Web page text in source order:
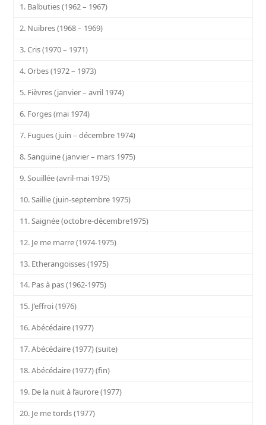
1. Balbuties (1962 – 1967)
2. Nuibres (1968 – 1969)
3. Cris (1970 – 1971)
4. Orbes (1972 – 1973)
5. Fièvres (janvier – avril 1974)
6. Forges (mai 1974)
7. Fugues (juin – décembre 1974)
8. Sanguine (janvier – mars 1975)
9. Souillée (avril-mai 1975)
10. Saillie (juin-septembre 1975)
11. Saignée (octobre-décembre1975)
12. Je me marre (1974-1975)
13. Etherangoisses (1975)
14. Pas à pas (1962-1975)
15. J’effroi (1976)
16. Abécédaire (1977)
17. Abécédaire (1977) (suite)
18. Abécédaire (1977) (fin)
19. De la nuit à l’aurore (1977)
20. Je me tords (1977)